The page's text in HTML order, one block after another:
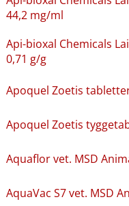
44,2 mg/ml
Api-bioxal Chemicals
0,71 g/g
Apoquel Zoetis
Apoquel Zoetis
Aquaflor vet. MSD
AquaVac S7 vet. MSD